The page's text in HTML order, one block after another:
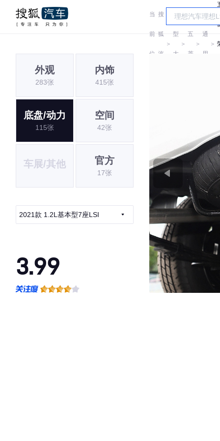
当
前
位
搜
狐
汽
＞
车
型
大
＞
五
菱
＞
汽
通
用
＞
外观
283张
内饰
415张
底盘/动力
115张
空间
42张
车展/其他 官方
17张
2021款 1.2L基本型7座LSI
3.99